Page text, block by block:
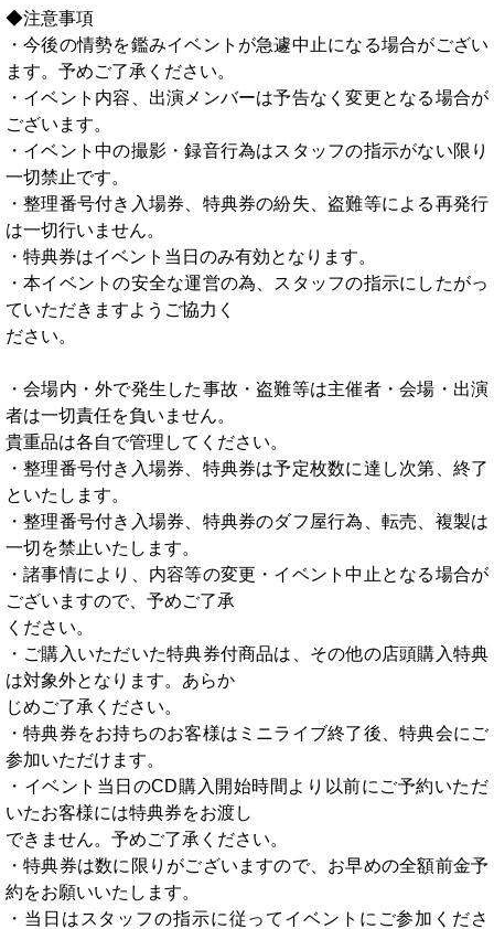
◆注意事項
・今後の情勢を鑑みイベントが急遽中止になる場合がござい
ます。予めご了承ください。
・イベント内容、出演メンバーは予告なく変更となる場合が
ございます。
・イベント中の撮影・録音行為はスタッフの指示がない限り
一切禁止です。
・整理番号付き入場券、特典券の紛失、盗難等による再発行
は一切行いません。
・特典券はイベント当日のみ有効となります。
・本イベントの安全な運営の為、スタッフの指示にしたがっ
ていただきますようご協力く
ださい。
・会場内・外で発生した事故・盗難等は主催者・会場・出演
者は一切責任を負いません。
貴重品は各自で管理してください。
・整理番号付き入場券、特典券は予定枚数に達し次第、終了
といたします。
・整理番号付き入場券、特典券のダフ屋行為、転売、複製は
一切を禁止いたします。
・諸事情により、内容等の変更・イベント中止となる場合が
ございますので、予めご了承
ください。
・ご購入いただいた特典券付商品は、その他の店頭購入特典
は対象外となります。あらか
じめご了承ください。
・特典券をお持ちのお客様はミニライブ終了後、特典会にご
参加いただけます。
・イベント当日のCD購入開始時間より以前にご予約いただ
いたお客様には特典券をお渡し
できません。予めご了承ください。
・特典券は数に限りがございますので、お早めの全額前金予
約をお願いいたします。
・当日はスタッフの指示に従ってイベントにご参加くださ